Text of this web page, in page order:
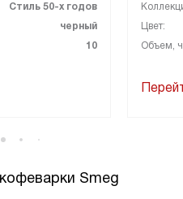
Стиль 50-х годов
черный
10
Цвет:
Объем,
Smeg